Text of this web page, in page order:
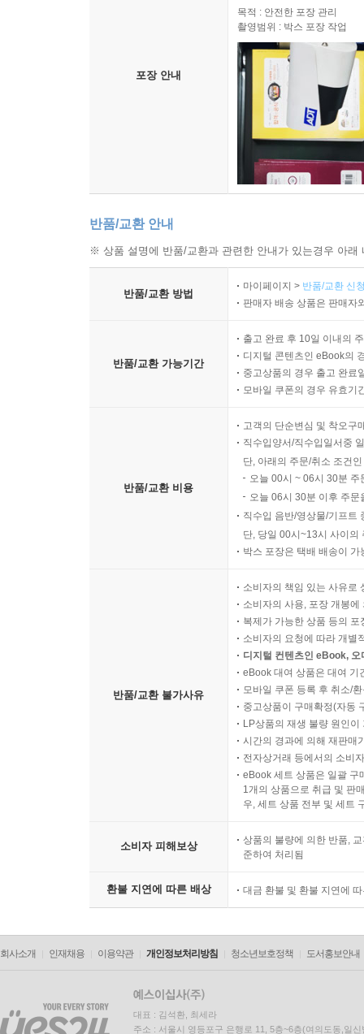
포장 안내
목적 : 안전한 포장 관리
촬영범위 : 박스 포장 작업
반품/교환 안내
※ 상품 설명에 반품/교환과 관련한 안내가 있는경우 아
반품/교환 방법
마이페이지 > 반품/교환 신
판매자 배송 상품은 판매자
반품/교환 가능기간
출고 완료 후 10일 이내의
디지털 콘텐츠인 eBook의
중고상품의 경우 출고 완료
모바일 쿠폰의 경우 유효기
반품/교환 비용
고객의 단순변심 및 착오구
직수입양서/직수입일서중
단, 아래의 주문/취소 조건
오늘 00시 ~ 06시 30분
오늘 06시 30분 이후 주
직수입 음반/영상물/기프트
단, 당일 00시~13시 사이의
박스 포장은 택배 배송이
반품/교환 불가사유
소비자의 책임 있는 사유로
소비자의 사용, 포장 개봉
복제가 가능한 상품 등의
소비자의 요청에 따라 개별
디지털 컨텐츠인 eBook,
eBook 대여 상품은 대여 기
모바일 쿠폰 등록 후 취소/
중고상품이 구매확정(자동
LP상품의 재생 불량 원인
시간의 경과에 의해 재판매
전자상거래 등에서의 소비
eBook 세트 상품은 일괄 구
1개의 상품으로 취급 및 판
우, 세트 상품 전부 및 세트
소비자 피해보상
상품의 불량에 의한 반품,
준하여 처리됨
환불 지연에 따른 배상 대금 환불 및 환불 지연에
회사소개 인재채용 이용약관 개인정보처리방침 청소년보호정책 도서홍보안내
대표 : 김석환, 최세라
주소 : 서울시 영등포구 은행로 11, 5층~6층(여의도동,일신